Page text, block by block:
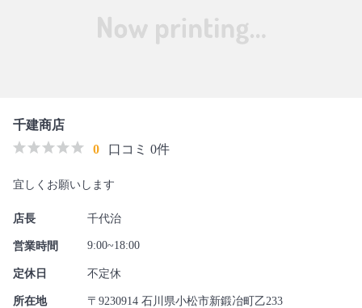
千建商店
0
口コミ 0件
宜しくお願いします
店長 千代治
営業時間 9:00~18:00
定休日 不定休
所在地 〒9230914 石川県小松市新鍛冶町乙233